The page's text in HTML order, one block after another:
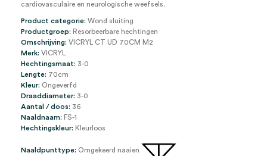
cardiovasculaire en neurologische weefsels.
Product categorie: Wond sluiting
Productgroep: Resorbeerbare hechtingen
Omschrijving: VICRYL CT UD 70CM M2
Merk: VICRYL
Hechtingsmaat: 3-0
Lengte: 70cm
Kleur: Ongeverfd
Draaddiameter: 3-0
Aantal / doos: 36
Naaldnaam: FS-1
Hechtingskleur: Kleurloos
Naaldpunttype: Omgekeerd naaien